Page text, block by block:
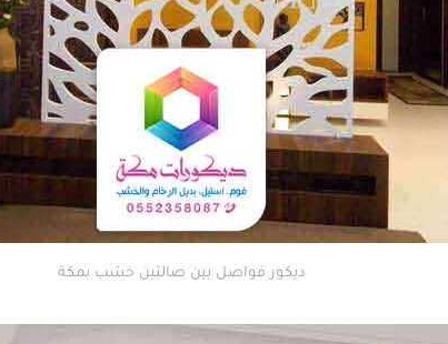
ديكور فواصل بين صالتين خشب بمكة